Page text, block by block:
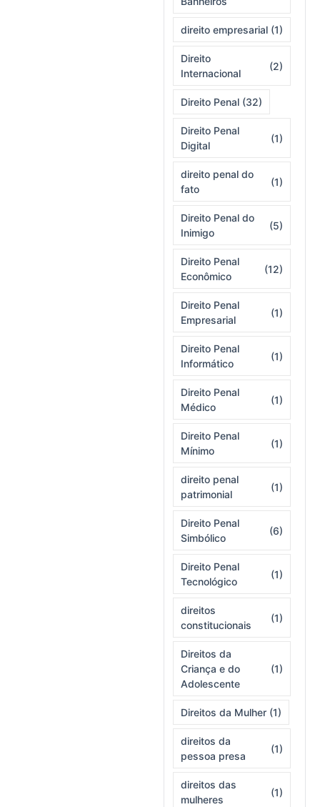
direito empresarial (1)
Direito
Internacional
(2)
Direito Penal (32)
Direito Penal
Digital
(1)
direito penal do
fato
(1)
Direito Penal do
Inimigo
(5)
Direito Penal
Econômico
(12)
Direito Penal
Empresarial
(1)
Direito Penal
Informático
(1)
Direito Penal
Médico
(1)
Direito Penal
Mínimo
(1)
direito penal
patrimonial
(1)
Direito Penal
Simbólico
(6)
Direito Penal
Tecnológico
(1)
direitos
constitucionais
(1)
Direitos da
Criança e do
Adolescente
(1)
Direitos da Mulher (1)
direitos da
pessoa presa
(1)
direitos das
mulheres
(1)